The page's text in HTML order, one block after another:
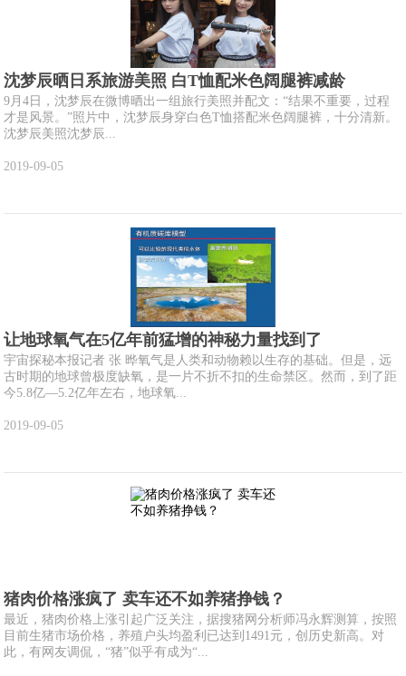
沈梦辰晒日系旅游美照 白T恤配米色阔腿裤减龄
9月4日，沈梦辰在微博晒出一组旅行美照并配文：“结果不重要，过程
才是风景。”照片中，沈梦辰身穿白色T恤搭配米色阔腿裤，十分清新。
沈梦辰美照沈梦辰...
2019-09-05
让地球氧气在5亿年前猛增的神秘力量找到了
宇宙探秘本报记者 张 晔氧气是人类和动物赖以生存的基础。但是，远
古时期的地球曾极度缺氧，是一片不折不扣的生命禁区。然而，到了距
今5.8亿—5.2亿年左右，地球氧...
2019-09-05
猪肉价格涨疯了 卖车还不如养猪挣钱？
最近，猪肉价格上涨引起广泛关注，据搜猪网分析师冯永辉测算，按照
目前生猪市场价格，养殖户头均盈利已达到1491元，创历史新高。对
此，有网友调侃，“猪”似乎有成为“...